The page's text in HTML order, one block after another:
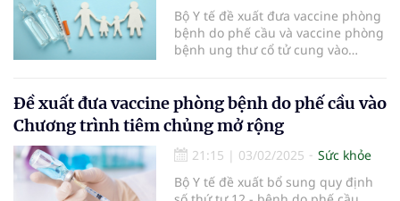
Bộ Y tế đề xuất đưa vaccine phòng
bệnh do phế cầu và vaccine phòng
bệnh ung thư cổ tử cung vào
Đề xuất đưa vaccine phòng bệnh do phế cầu vào
Chương trình tiêm chủng mở rộng
21:15 | 03/02/2025
Sức khỏe
Bộ Y tế đề xuất bổ sung quy định